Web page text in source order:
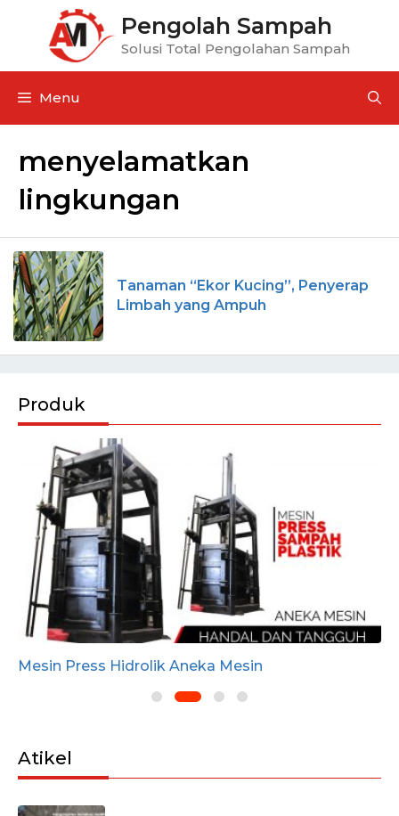
Pengolah Sampah
Solusi Total Pengolahan Sampah
Menu
menyelamatkan
lingkungan
Tanaman “Ekor Kucing”, Penyerap
Limbah yang Ampuh
Produk
Mesin Press Hidrolik Aneka Mesin
Atikel